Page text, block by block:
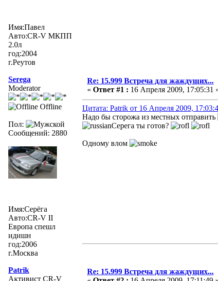
Имя:Павел
Авто:CR-V МКПП
2.0л
год:2004
г.Реутов
Serega
Moderator
Offline
Пол:
Сообщений: 2880
Имя:Серёга
Авто:CR-V II
Европа спешл
идишн
год:2006
г.Москва
Re: 15.999 Встреча для жаждущих...
« Ответ #1 : 16 Апреля 2009, 17:05:31
Цитата: Patrik от 16 Апреля 2009,
Надо бы сторожа из местных отправить
Серега ты готов?
Одному влом
Patrik
Активист CR-V
Re: 15.999 Встреча для жаждущих...